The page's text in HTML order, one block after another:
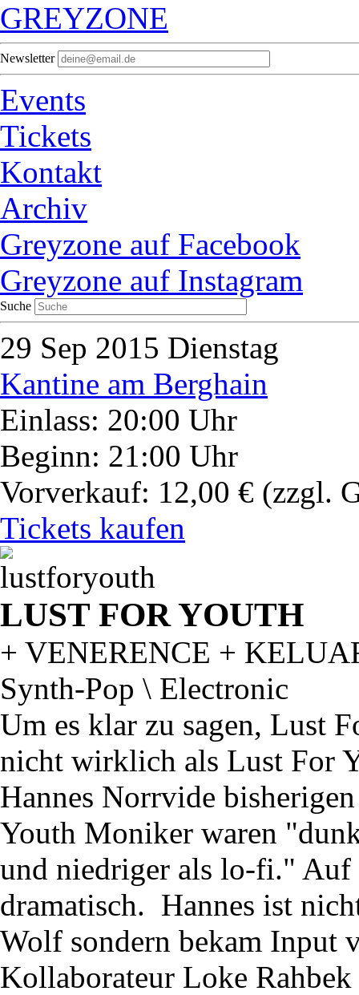
GREYZONE
Newsletter
Events
Tickets
Kontakt
Archiv
Greyzone auf Facebook
Greyzone auf Instagram
Suche
29 Sep 2015 Dienstag
Kantine am Berghain
Einlass: 20:00 Uhr
Beginn: 21:00 Uhr
Vorverkauf: 12,00 € (zzgl.
Tickets kaufen
LUST FOR YOUTH
+ VENERENCE +
Synth-Pop \ Electronic
Um es klar zu sagen, Lust
nicht wirklich als Lust For
Hannes Norrvide
Youth Moniker waren
und niedriger als lo-fi." Auf
dramatisch. Hannes ist
Wolf sondern bekam Input
Kollaborateur Loke